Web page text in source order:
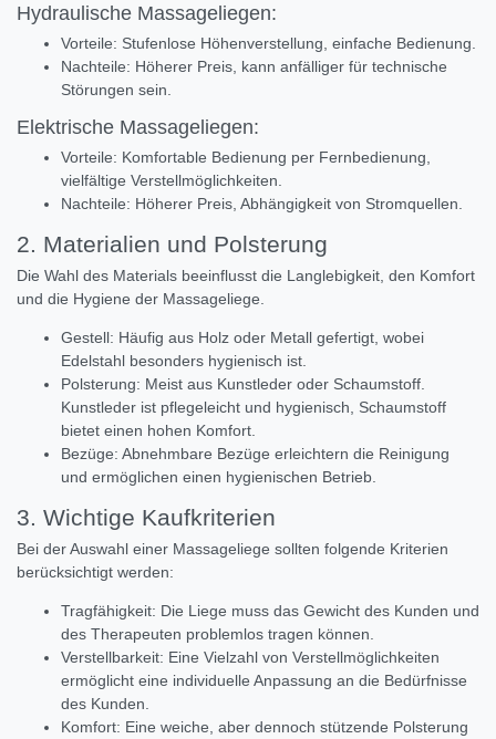
Hydraulische Massageliegen:
Vorteile: Stufenlose Höhenverstellung, einfache Bedienung.
Nachteile: Höherer Preis, kann anfälliger für technische
Störungen sein.
Elektrische Massageliegen:
Vorteile: Komfortable Bedienung per Fernbedienung,
vielfältige Verstellmöglichkeiten.
Nachteile: Höherer Preis, Abhängigkeit von Stromquellen.
2. Materialien und Polsterung
Die Wahl des Materials beeinflusst die Langlebigkeit, den Komfort
und die Hygiene der Massageliege.
Gestell: Häufig aus Holz oder Metall gefertigt, wobei
Edelstahl besonders hygienisch ist.
Polsterung: Meist aus Kunstleder oder Schaumstoff.
Kunstleder ist pflegeleicht und hygienisch, Schaumstoff
bietet einen hohen Komfort.
Bezüge: Abnehmbare Bezüge erleichtern die Reinigung
und ermöglichen einen hygienischen Betrieb.
3. Wichtige Kaufkriterien
Bei der Auswahl einer Massageliege sollten folgende Kriterien
berücksichtigt werden:
Tragfähigkeit: Die Liege muss das Gewicht des Kunden und
des Therapeuten problemlos tragen können.
Verstellbarkeit: Eine Vielzahl von Verstellmöglichkeiten
ermöglicht eine individuelle Anpassung an die Bedürfnisse
des Kunden.
Komfort: Eine weiche, aber dennoch stützende Polsterung